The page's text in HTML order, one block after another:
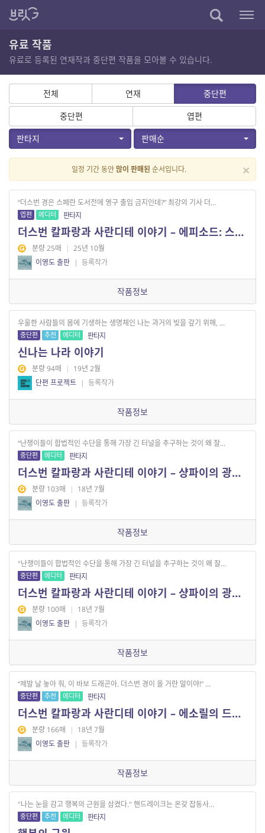
유료 작품
유료로 등록된 연재작과 중단편 작품을 모아볼 수 있습니다.
전체 연재
중단편
중단편
엽편
판타지
판매순
×
일정 기간 동안많이 판매된 순서입니다.
“더스번 경은 스페란 도서전에 영구 출입 금지인데?” 최강의 기사 더...
엽편 에디터 판타지
더스번 칼파랑과 사란디테 이야기 – 에피소드: 스페란 도서전에서
분량 25매 | 25년 10월
이영도 출판 | 등록작가
작품정보
우울한 사람들의 몸에 기생하는 생명체인 나는 과거의 빚을 갚기 위해, ...
중단편 추천 에디터 판타지
신나는 나라 이야기
분량 94매 | 19년 2월
단편 프로젝트 | 등록작가
작품정보
“난쟁이들이 합법적인 수단을 통해 가장 긴 터널을 추구하는 것이 왜 잘...
중단편 에디터 판타지
더스번 칼파랑과 사란디테 이야기 – 샹파이의 광부들 2
분량 103매 | 18년 7월
이영도 출판 | 등록작가
작품정보
"난쟁이들이 합법적인 수단을 통해 가장 긴 터널을 추구하는 것이 왜 잘...
중단편 에디터 판타지
더스번 칼파랑과 사란디테 이야기 – 샹파이의 광부들 1
분량 100매 | 18년 7월
이영도 출판 | 등록작가
작품정보
“제발 날 놓아 줘, 이 바보 드래곤아. 더스번 경이 올 거란 말이야!” ...
중단편 추천 에디터 판타지
더스번 칼파랑과 사란디테 이야기 – 에소릴의 드래곤
분량 166매 | 18년 7월
이영도 출판 | 등록작가
작품정보
"나는 눈을 감고 행복의 근원을 삼켰다." 핸드레이크는 온갖 잡동사...
중단편 추천 에디터 판타지